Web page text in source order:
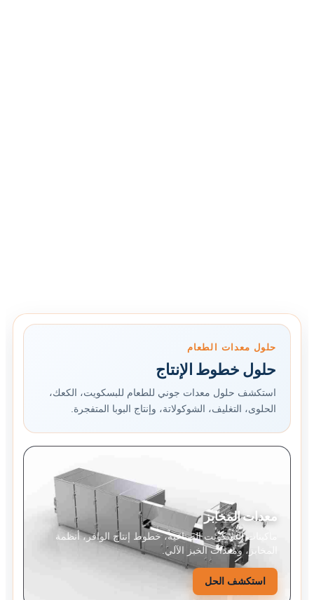
حلول معدات الطعام
حلول خطوط الإنتاج
استكشف حلول معدات جوني للطعام للبسكويت، الكعك،
الحلوى، التغليف، الشوكولاتة، وإنتاج البوبا المتفجرة.
معدات المخابز
ماكينات البسكويت الصناعية، خطوط إنتاج الوافر، أنظمة
المخابز، ومعدات الخبز الآلي.
استكشف الحل